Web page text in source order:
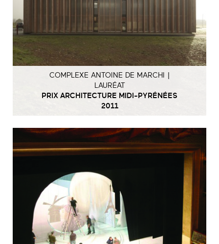
COMPLEXE ANTOINE DE MARCHI |
LAURÉAT
PRIX ARCHITECTURE MIDI-PYRÉNÉES
2011